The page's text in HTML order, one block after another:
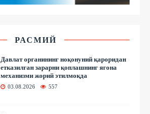
РАСМИЙ
Давлат органининг ноқонуний қароридан
етказилган зарарни қоплашнинг ягона
механизми жорий этилмоқда
03.08.2026 557